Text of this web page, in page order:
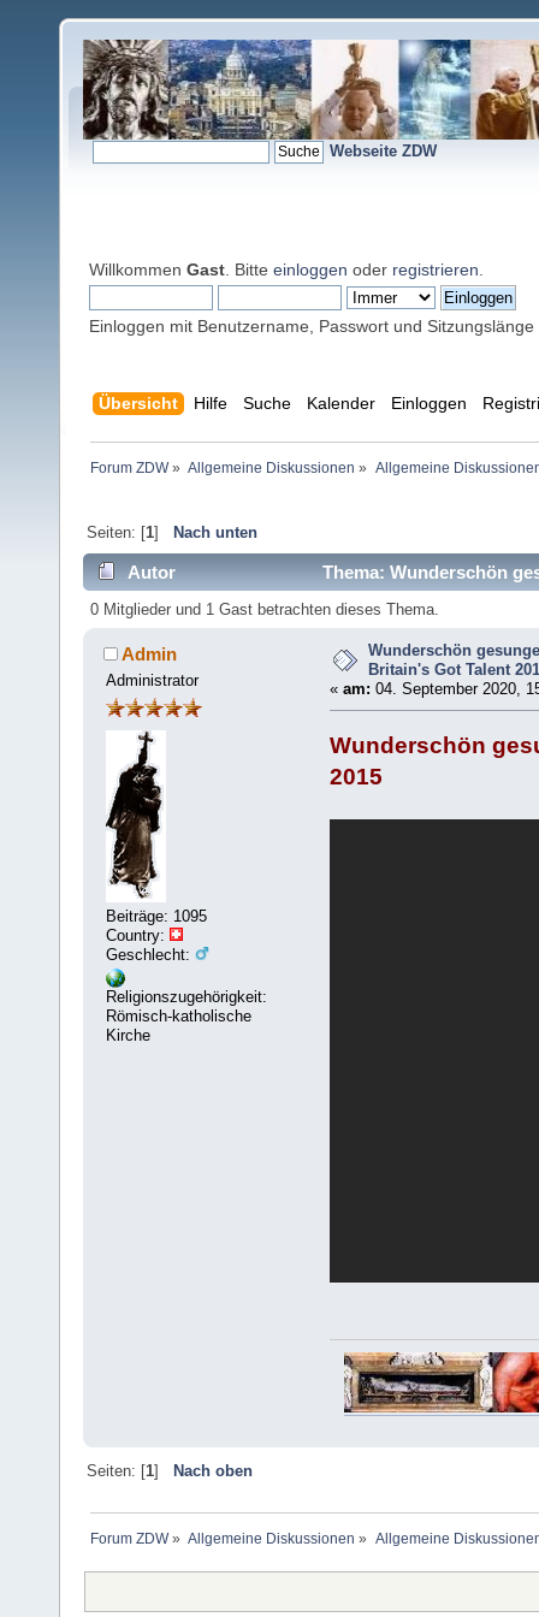
Webseite ZDW
Willkommen Gast . Bitte einloggen oder registrieren
Einloggen mit Benutzername, Passwort und Sitzungslänge
Übersicht Hilfe Suche Kalender Einloggen
Forum ZDW» Allgemeine Diskussionen » Allgemeine
Seiten: [1] Nach unten
Autor
Thema: Wunderschön
mal)
0 Mitglieder und 1 Gast betrachten dieses Thema.
Admin
Administrator
Beiträge: 1095
Country:
Geschlecht:
Religionszugehörigkeit:
Römisch-katholische
Kirche
Wunderschön
Britain's Got Talent
« am: 04. September 2020,
Wunderschön
2015
Seiten: [1] Nach oben
Forum ZDW» Allgemeine Diskussionen » Allgemeine